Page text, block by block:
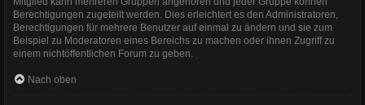
Berechtigungen zugeteilt werden. Dies erleichtert es den Administratoren,
Berechtigungen für mehrere Benutzer auf einmal zu ändern und sie zum
Beispiel zu Moderatoren eines Bereichs zu machen oder ihnen Zugriff zu
einem nichtöffentlichen Forum zu geben.
Nach oben